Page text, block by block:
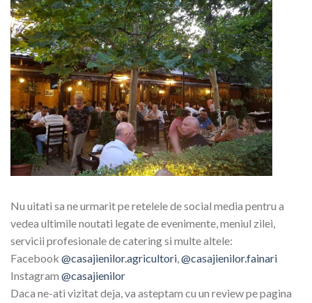
Nu uitati sa ne urmarit pe retelele de social media pentru a
vedea ultimile noutati legate de evenimente, meniul zilei,
servicii profesionale de catering si multe altele:
Facebook @casajienilor.agricultori,@casajienilor.fainari
Instagram @casajienilor
Daca ne-ati vizitat deja, va asteptam cu un review pe pagina